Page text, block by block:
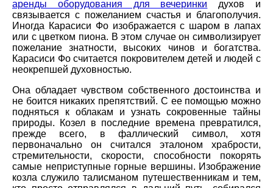
аренды оборудования для вечеринки духов и
связывается с пожеланием счастья и благополучия.
Иногда Карасиси Фо изображается с шаром в лапах
или с цветком пиона. В этом случае он символизирует
пожелание знатности, высоких чинов и богатства.
Карасиси Фо считается покровителем детей и людей с
неокрепшей духовностью.
Она обладает чувством собственного достоинства и
не боится никаких препятствий. С ее помощью можно
подняться к облакам и узнать сокровенные тайны
природы. Козел в последние времена превратился,
прежде всего, в фаллический символ, хотя
первоначально он считался эталоном храбрости,
стремительности, скорости, способности покорять
самые неприступные горные вершины. Изображение
козла служило талисманом путешественникам и тем,